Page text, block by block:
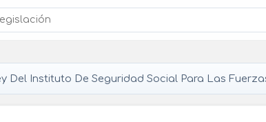
Del Instituto De Seguridad Social Para Las